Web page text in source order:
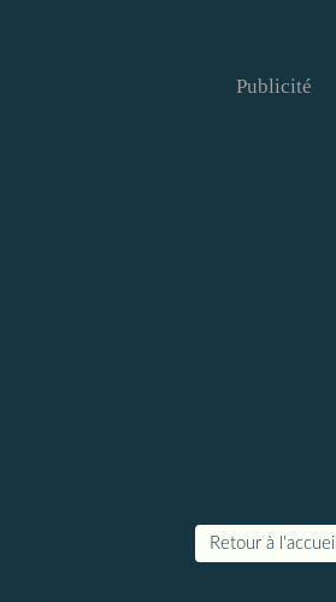
Publicité
Retour à l'accueil